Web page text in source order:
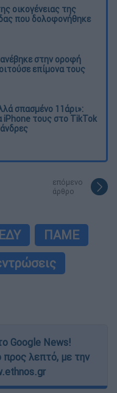
οικογένειας της
που δολοφονήθηκε
στην οροφή
επίμονα τους
σπασμένο 11άρι»:
iPhone τους στο TikTok
επόμενο
άρθρο
ΠΑΜΕ
Google News!
προς λεπτό, με την